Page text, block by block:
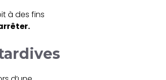
à des fins